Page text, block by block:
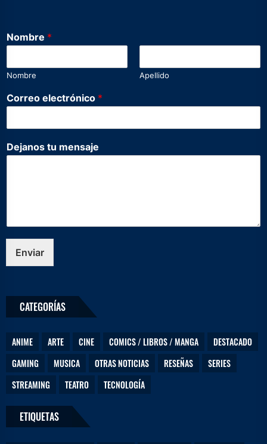
Nombre *
Nombre Apellido
Correo electrónico *
*
D
s
C
o
Dejanos tu mensaje
Enviar
CATEGORÍAS
ANIME ARTE CINE COMICS / LIBROS / MANGA
DESTACADO
GAMING
MUSICA OTRAS NOTICIAS RESEÑAS
SERIES
STREAMING
TEATRO TECNOLOGÍA
ETIQUETAS